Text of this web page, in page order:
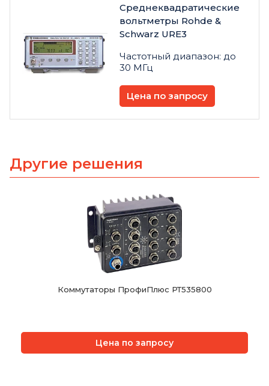
Среднеквадратические
вольтметры Rohde &
Schwarz URE3
Частотный диапазон: до
30 МГц
Цена по запросу
Другие решения
Коммутаторы ПрофиПлюс РТ535800
Цена по запросу